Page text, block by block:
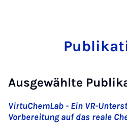
Ausgewählte
VirtuChemLab - Ein VR-
Vorbereitung auf das reale